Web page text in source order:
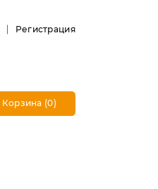
Регистрация
Корзина (0)